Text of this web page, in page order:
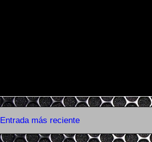
Entrada más reciente